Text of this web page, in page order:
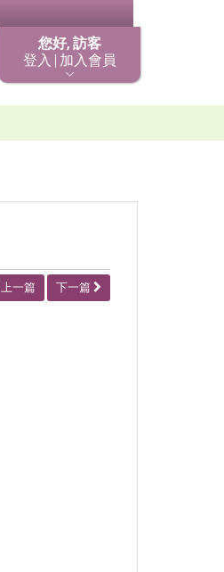
您好, 訪客
登入 | 加入會員
上一篇 下一篇